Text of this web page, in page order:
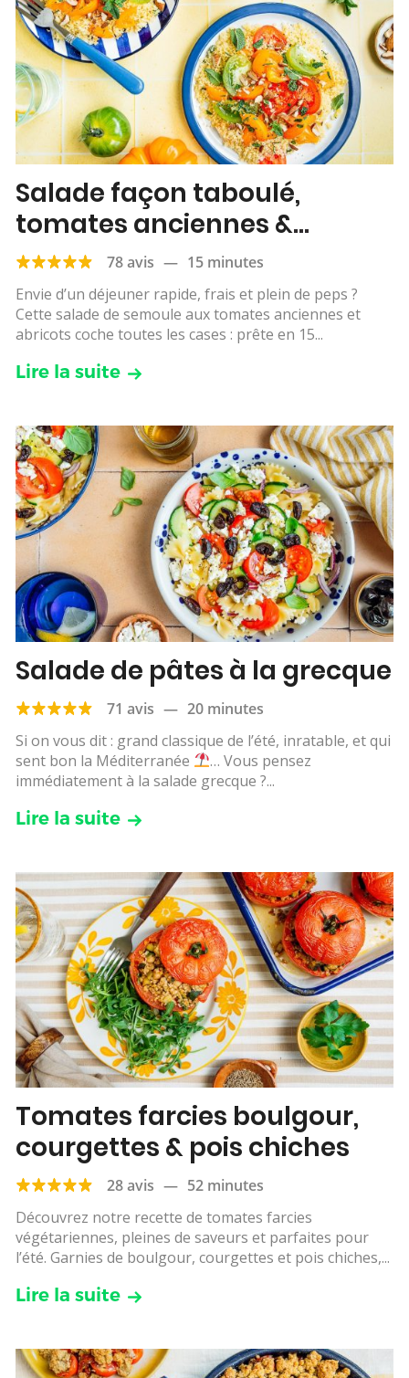
Salade façon taboulé,
tomates anciennes &
abricots78 avis — 15 minutes
Envie d’un déjeuner rapide, frais et plein de peps ?
Cette salade de semoule aux tomates anciennes et
abricots coche toutes les cases : prête en 15...
Lire la suite
Salade de pâtes à la grecque
71 avis — 20 minutes
Si on vous dit : grand classique de l’été, inratable, et qui
sent bon la Méditerranée
… Vous pensez
immédiatement à la salade grecque ?...
Lire la suite
Tomates farcies boulgour,
courgettes & pois chiches
28 avis — 52 minutes
Découvrez notre recette de tomates farcies
végétariennes, pleines de saveurs et parfaites pour
l’été. Garnies de boulgour, courgettes et pois chiches,...
Lire la suite